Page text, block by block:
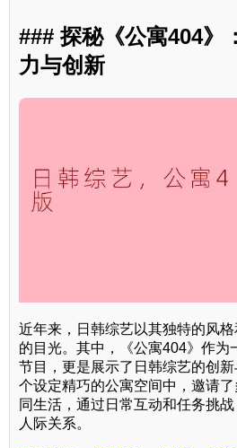
### 探秘《公寓404》
力与创新
近年来，日韩综艺以其独特的风
的目光。其中，《公寓404》作为
节目，更是展示了日韩综艺的创
个设定精巧的公寓空间中，邀请
同生活，通过日常互动和任务挑
人际关系。